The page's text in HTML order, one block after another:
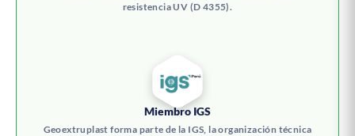
resistencia UV (D 4355).
Miembro IGS
Geoextruplast forma parte de la IGS, la organización técnica